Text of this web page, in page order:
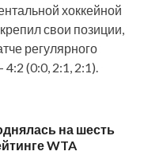
хоккейной
свои позиции,
регулярного
(0:0, 2:1, 2:1).
на шесть
WTA